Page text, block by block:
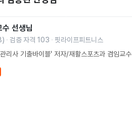
수 선생님
) 검증 자격 103
핏라이프피트니스
리사 기출바이블' 저자/재활스포츠과 겸임교수